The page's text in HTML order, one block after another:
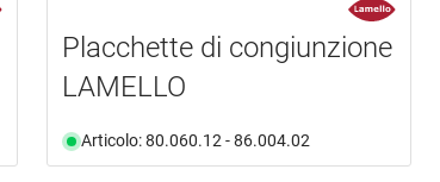
Placchette di congiunzione
LAMELLO
Articolo: 80.060.12 - 86.004.02